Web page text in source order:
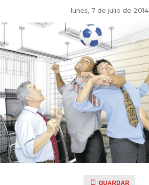
lunes, 7 de julio de 2014
GUARDAR